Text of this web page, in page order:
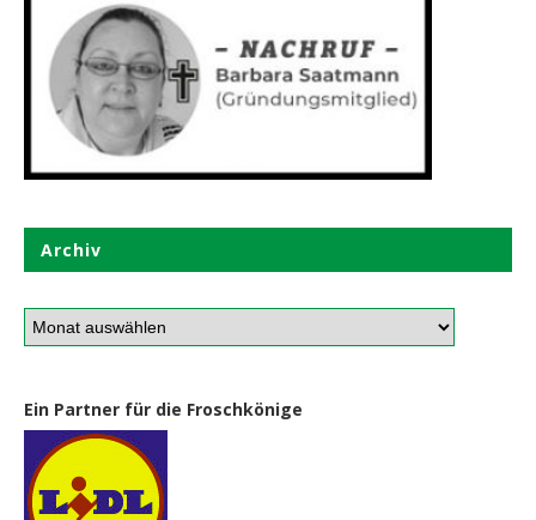
Archiv
Ein Partner für die Froschkönige